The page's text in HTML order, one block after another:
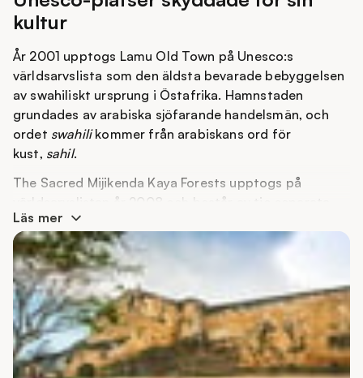
kultur
År 2001 upptogs Lamu Old Town på Unesco:s
världsarvslista som den äldsta bevarade bebyggelsen
av swahiliskt ursprung i Östafrika. Hamnstaden
grundades av arabiska sjöfarande handelsmän, och
ordet swahilikommer från arabiskans ord för
kust, sahil.
The Sacred Mijikenda Kaya Forests upptogs på
världsarvslistan år 2008 och består av tio separata
skogsområden som sträcker sig över cirka 200
kilometer längs kusten. Områdena rymmer lämningar
av befästa bosättningar, så kallade
grupper av Mijikendafolket levde – var och en med
sitt eget språk och sin egen kultur.
Fort Jesus upptogs på världsarvslistan år 2011.
Fästningen ligger på ön Mombasa och räknas som ett
av de bäst bevarade exemplen på portugisisk
Läs mer